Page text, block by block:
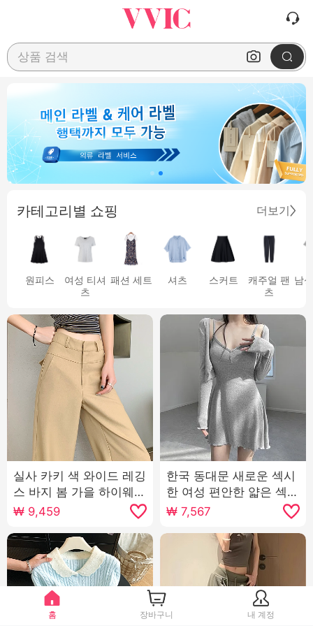
상품 검색
카테고리별 쇼핑 더보기
원피스
여성 티셔
츠
패션 세트 셔츠 스커트
캐주얼 팬
츠
남
실사 카키 색 와이드 레깅
스 바지 봄 가을 하이웨이
스트 도루 센스 좁은 에디
션 슬림해 보이는 정장 바
지 캐주얼 스트레이트 팬
츠
₩ 9,459
한국 동대문 새로운 섹시
한 여성 편안한 얇은 섹션
자외선 차단제 작은 열림
셔츠 슬링 치마 정장 여자
₩7,567
홈 장바구니 내 계정